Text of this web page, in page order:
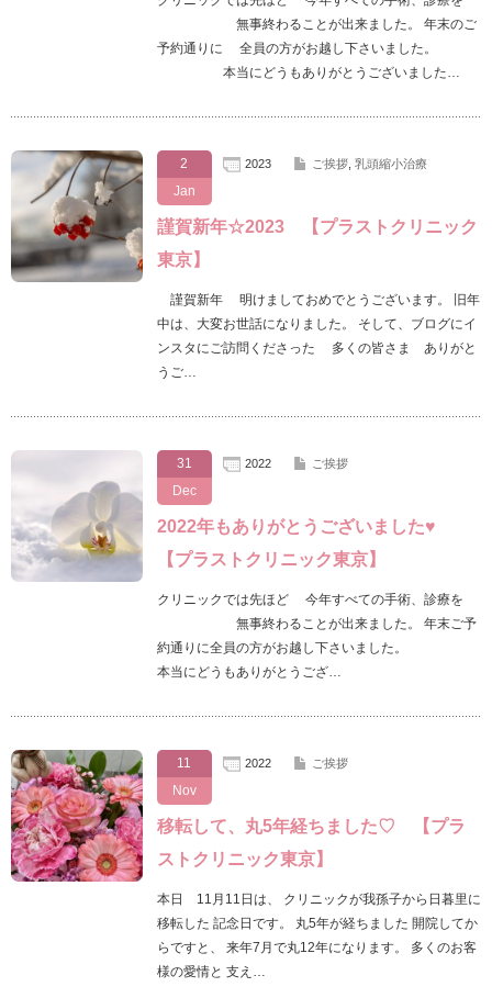
無事終わることが出来ました。 年末のご
予約通りに 全員の方がお越し下さいました。
本当にどうもありがとうございました…
2
Jan
2023 ご挨拶, 乳頭縮小治療
謹賀新年☆2023 【プラストクリニック
東京】
謹賀新年 明けましておめでとうございます。 旧年
中は、大変お世話になりました。 そして、ブログにイ
ンスタにご訪問くださった 多くの皆さま ありがと
うご…
31
Dec
2022 ご挨拶
2022年もありがとうございました♥
【プラストクリニック東京】
クリニックでは先ほど 今年すべての手術、診療を
無事終わることが出来ました。 年末ご予
約通りに全員の方がお越し下さいました。
本当にどうもありがとうござ…
11
Nov
2022 ご挨拶
移転して、丸5年経ちました♡ 【プラ
ストクリニック東京】
本日 11月11日は、 クリニックが我孫子から日暮里に
移転した 記念日です。 丸5年が経ちました 開院してか
らですと、 来年7月で丸12年になります。 多くのお客
様の愛情と 支え…